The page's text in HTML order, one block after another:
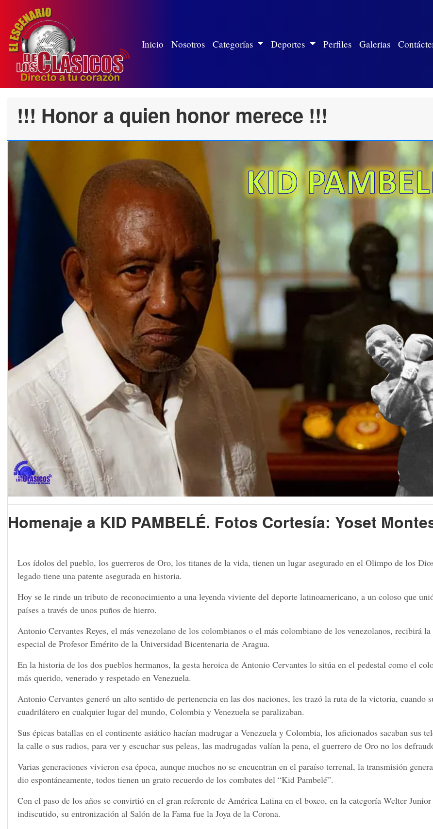
Inicio Nosotros(white)
Categorías Deportes Perfiles Galerias
!!! Honor a quien honor merece !!!
Homenaje a KID PAMBELÉ. Fotos Cortesía: Yoset
Los ídolos del pueblo, los guerreros de Oro, los titanes de la vida, tienen un lugar asegurado en el Olimpo de los
legado tiene una patente asegurada en historia.
Hoy se le rinde un tributo de reconocimiento a una leyenda viviente del deporte latinoamericano, a un coloso que
países a través de unos puños de hierro.
Antonio Cervantes Reyes, el más venezolano de los colombianos o el más colombiano de los venezolanos, recibirá
especial de Profesor Emérito de la Universidad Bicentenaria de Aragua.
En la historia de los dos pueblos hermanos, la gesta heroica de Antonio Cervantes lo sitúa en el pedestal como el
más querido, venerado y respetado en Venezuela.
Antonio Cervantes generó un alto sentido de pertenencia en las dos naciones, les trazó la ruta de la victoria, cuando
cuadrilátero en cualquier lugar del mundo, Colombia y Venezuela se paralizaban.
Sus épicas batallas en el continente asiático hacían madrugar a Venezuela y Colombia, los aficionados sacaban sus
la calle o sus radios, para ver y escuchar sus peleas, las madrugadas valían la pena, el guerrero de Oro no los
Varias generaciones vivieron esa época, aunque muchos no se encuentran en el paraíso terrenal, la transmisión
dio espontáneamente, todos tienen un grato recuerdo de los combates del “Kid Pambelé”.
Con el paso de los años se convirtió en el gran referente de América Latina en el boxeo, en la categoría Welter
indiscutido, su entronización al Salón de la Fama fue la Joya de la Corona.